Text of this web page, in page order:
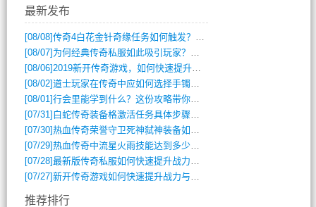
最新发布
[08/08]传奇4白花金针奇缘任务如何触发？完整攻略解析
[08/07] 为何经典传奇私服如此吸引玩家？深度攻略解析
[08/06]2019新开传奇游戏，如何快速提升角色等级？
[08/02]道士玩家在传奇中应如何选择手镯装备？
[08/01]行会里能学到什么？这份攻略带你全掌握
[07/31] 白蛇传奇装备格激活任务具体步骤是什么？如何完成？
[07/30]热血传奇荣誉守卫死神弑神装备如何获取与佩戴攻略？
[07/29]热血传奇中流星火雨技能达到多少级可以开始练装备？
[07/28]最新版传奇私服如何快速提升战力与获取稀有装备？
[07/27]新开传奇游戏如何快速提升战力与获取稀有装备？
推荐排行